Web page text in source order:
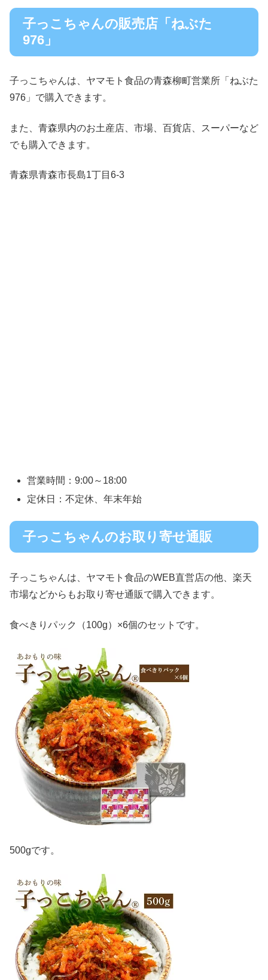
子っこちゃんの販売店「ねぶた
976」
子っこちゃんは、ヤマモト食品の青森柳町営業所「ねぶた
976」で購入できます。
また、青森県内のお土産店、市場、百貨店、スーパーなど
でも購入できます。
青森県青森市長島1丁目6-3
営業時間：9:00～18:00
定休日：不定休、年末年始
子っこちゃんのお取り寄せ通販
子っこちゃんは、ヤマモト食品のWEB直営店の他、楽天
市場などからもお取り寄せ通販で購入できます。
食べきりパック（100g）×6個のセットです。
500gです。